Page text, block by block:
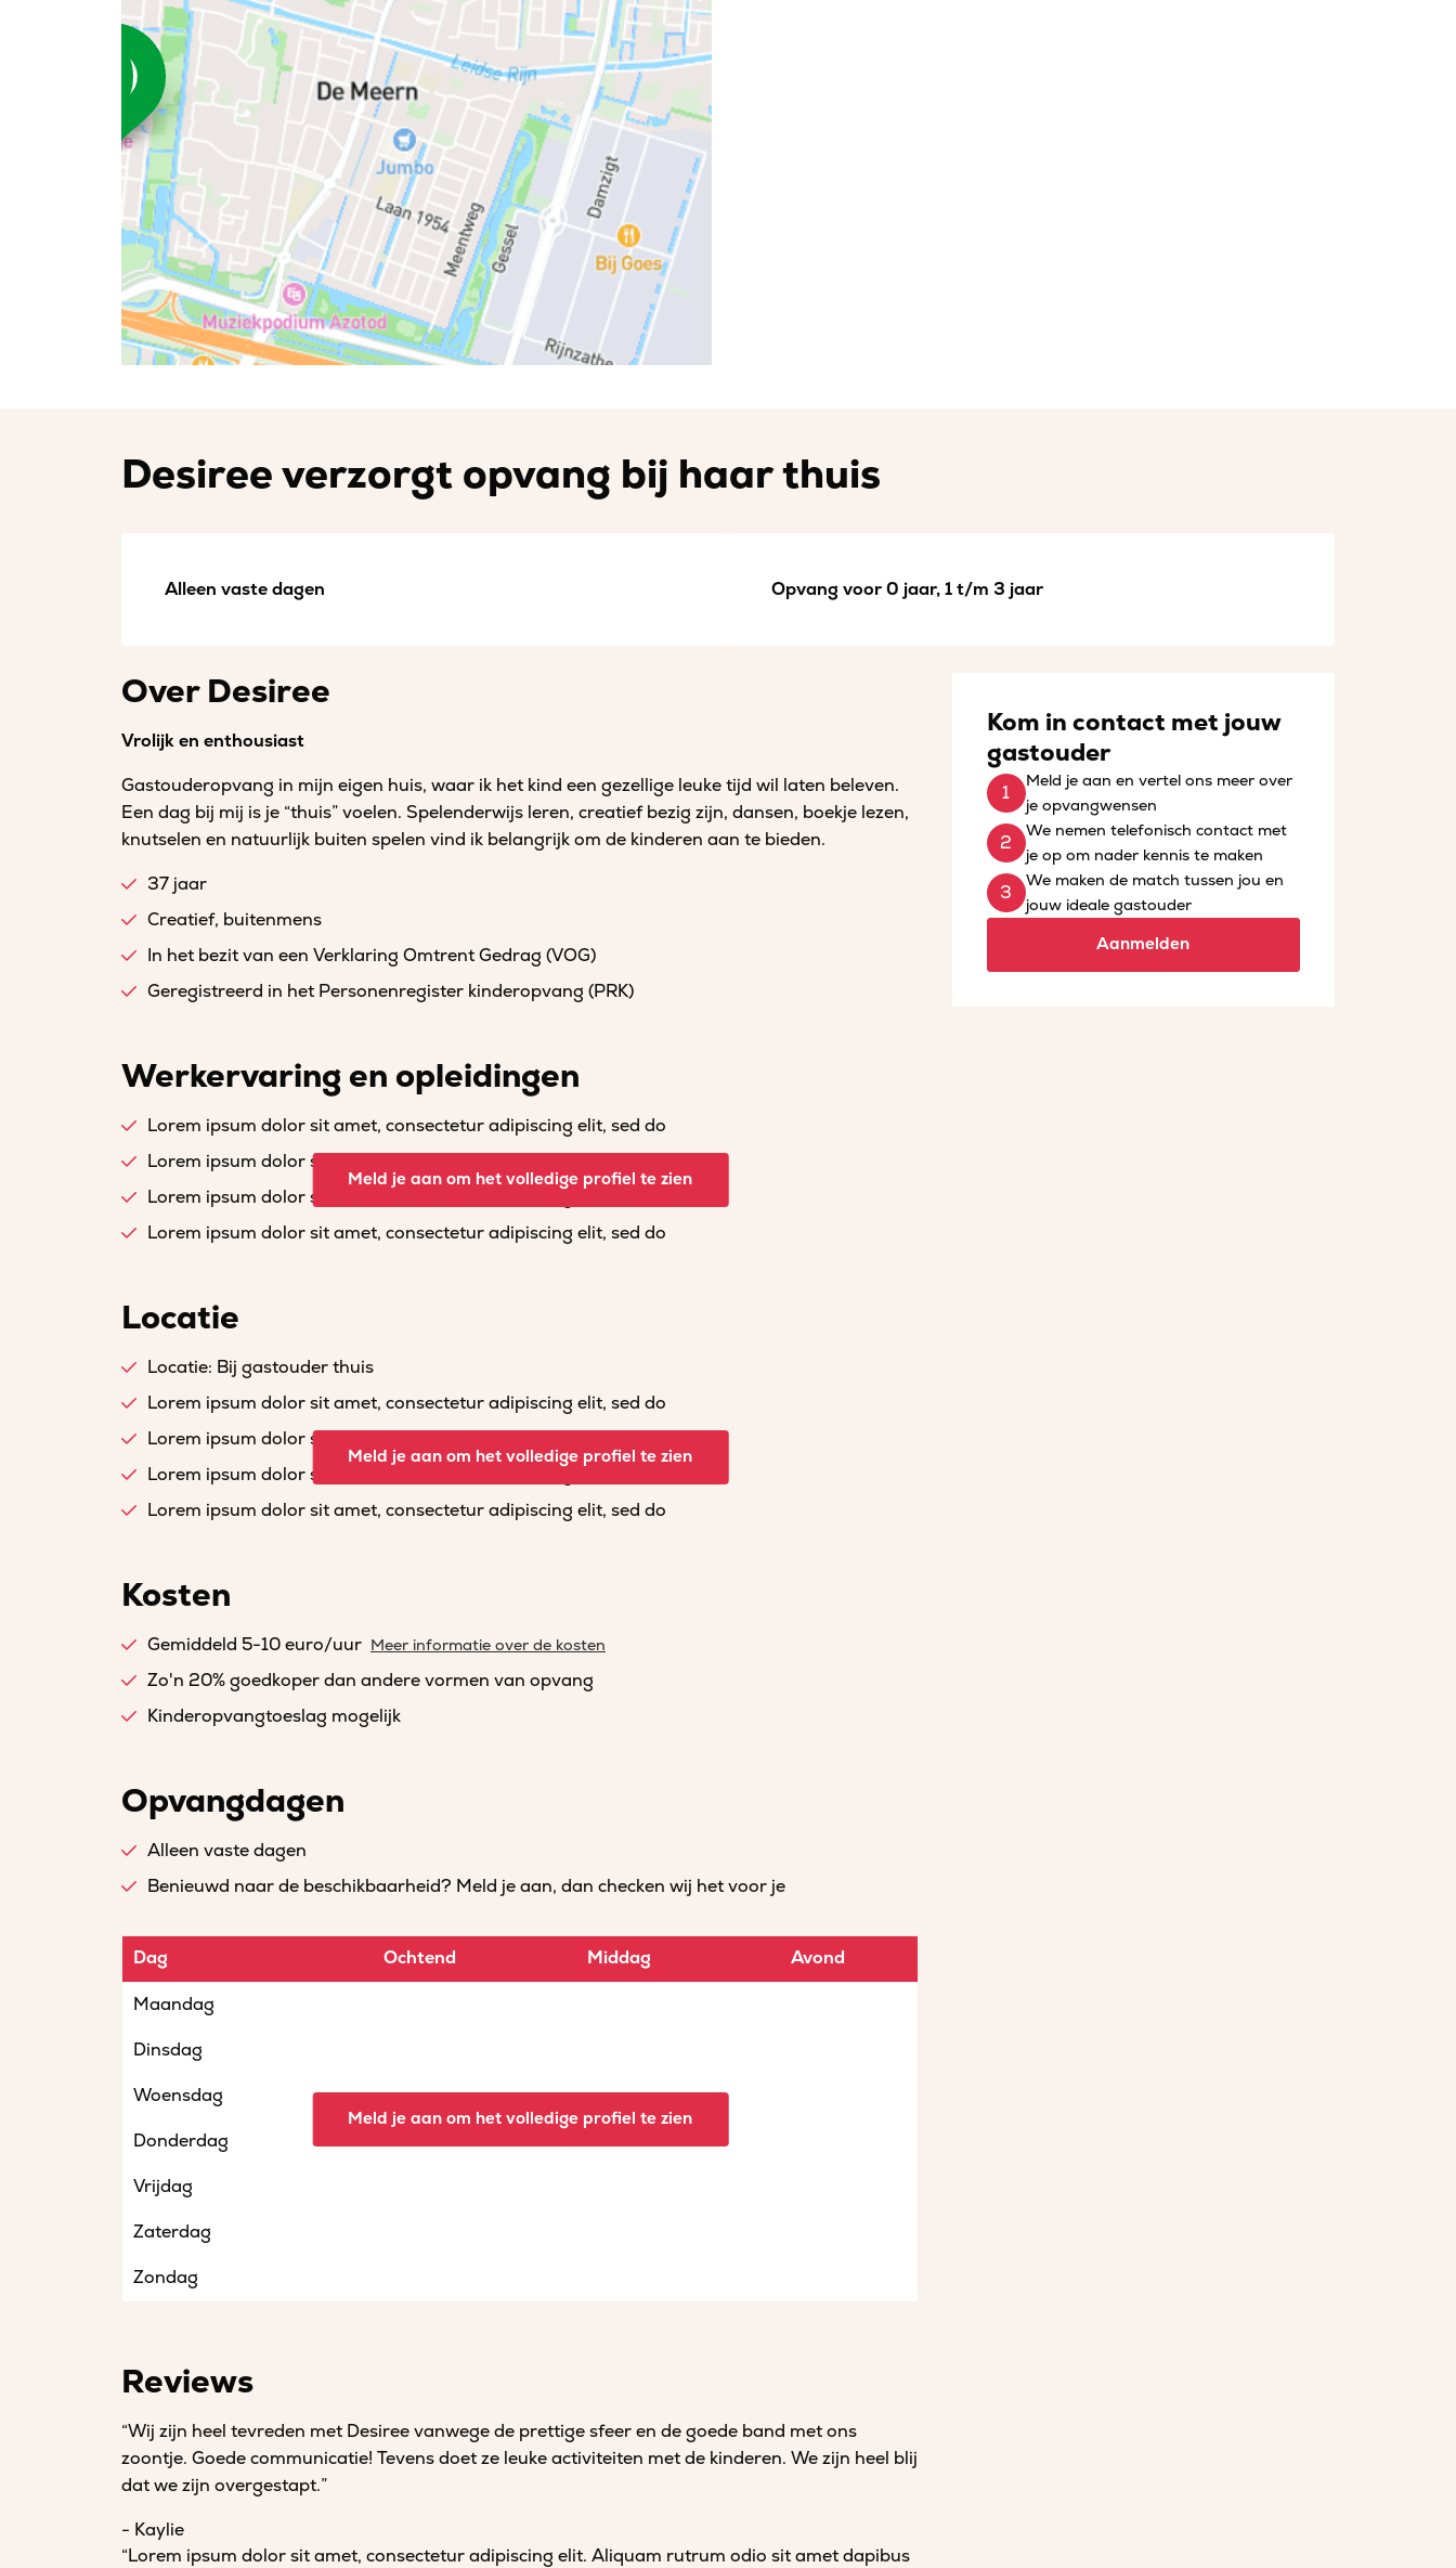
Desiree verzorgt opvang bij haar thuis
Alleen vaste dagen Opvang voor 0 jaar, 1 t/m 3 jaar
Over Desiree
Vrolijk en enthousiast
Gastouderopvang in mijn eigen huis, waar ik het kind een gezellige leuke tijd wil laten beleven.
Een dag bij mij is je “thuis” voelen. Spelenderwijs leren, creatief bezig zijn, dansen, boekje lezen,
knutselen en natuurlijk buiten spelen vind ik belangrijk om de kinderen aan te bieden.
37 jaar
Creatief, buitenmens
In het bezit van een Verklaring Omtrent Gedrag (VOG)
Geregistreerd in het Personenregister kinderopvang (PRK)
Kom in contact met jouw
gastouder
Meld je aan en vertel ons meer over
je opvangwensen
We nemen telefonisch contact met
je op om nader kennis te maken
We maken de match tussen jou en
jouw ideale gastouder
Aanmelden
Werkervaring en opleidingen
Lorem ipsum dolor sit amet, consectetur adipiscing elit, sed do
Lorem ipsum dolor sit amet, consectetur adipiscing elit, sed do
Lorem ipsum dolor sit amet, consectetur adipiscing elit, sed do
Lorem ipsum dolor sit amet, consectetur adipiscing elit, sed do
Meld je aan om het volledige profiel te zien
Locatie
Locatie: Bij gastouder thuis
Lorem ipsum dolor sit amet, consectetur adipiscing elit, sed do
Lorem ipsum dolor sit amet, consectetur adipiscing elit, sed do
Lorem ipsum dolor sit amet, consectetur adipiscing elit, sed do
Lorem ipsum dolor sit amet, consectetur adipiscing elit, sed do
Meld je aan om het volledige profiel te zien
Kosten
Gemiddeld 5-10 euro/uur Meer informatie over de kosten
Zo'n 20% goedkoper dan andere vormen van opvang
Kinderopvangtoeslag mogelijk
Opvangdagen
Alleen vaste dagen
Benieuwd naar de beschikbaarheid? Meld je aan, dan checken wij het voor je
Dag Ochtend Middag Avond
Maandag
Dinsdag
Woensdag
Donderdag
Vrijdag
Zaterdag
Zondag
Meld je aan om het volledige profiel te zien
Reviews
“Wij zijn heel tevreden met Desiree vanwege de prettige sfeer en de goede band met ons
zoontje. Goede communicatie! Tevens doet ze leuke activiteiten met de kinderen. We zijn heel blij
dat we zijn overgestapt.”
- Kaylie
“Lorem ipsum dolor sit amet, consectetur adipiscing elit. Aliquam rutrum odio sit amet dapibus